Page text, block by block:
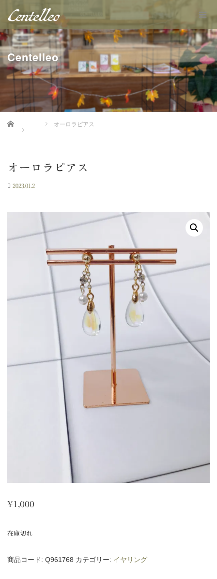
Centelleo
Home オーロラピアス
オーロラピアス
2023.01.2
¥1,000
在庫切れ
商品コード: Q961768 カテゴリー: イヤリング